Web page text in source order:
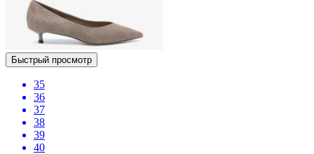
Быстрый просмотр
35
36
37
38
39
40